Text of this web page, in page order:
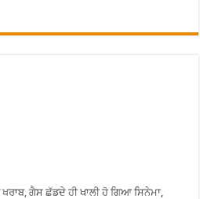
ਗੈਸ ਛੱਡਦੇ ਹੀ ਖਾਲੀ ਹੋ ਗਿਆ ਸਿਨੇਮਾ,